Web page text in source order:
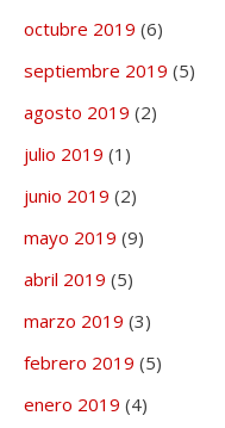
octubre 2019 (6)
septiembre 2019 (5)
agosto 2019 (2)
julio 2019 (1)
junio 2019 (2)
mayo 2019 (9)
abril 2019 (5)
marzo 2019 (3)
febrero 2019 (5)
enero 2019 (4)